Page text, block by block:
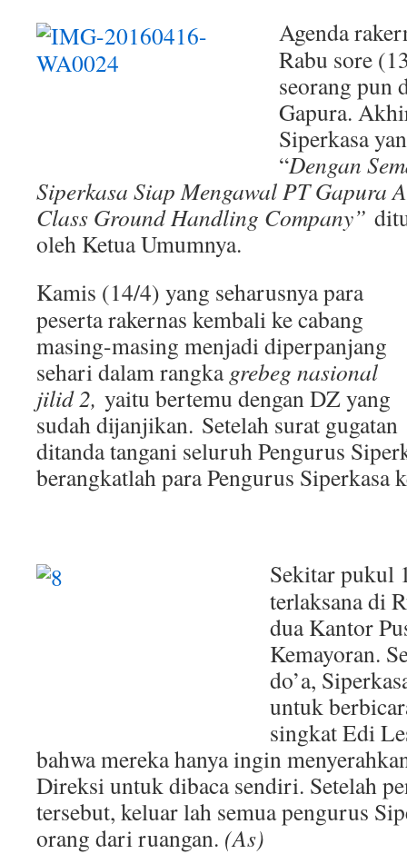
Agenda
Rabu sore
seorang pun
Gapura.
Siperkasa
“Dengan
Siperkasa Siap Mengawal PT Gapura
Class Ground Handling Company”
oleh Ketua Umumnya.
Kamis (14/4) yang seharusnya para
peserta rakernas kembali ke cabang
masing-masing menjadi diperpanjang
sehari dalam rangka grebeg nasional
jilid 2, yaitu bertemu dengan DZ yang
sudah dijanjikan. Setelah surat gugatan
ditanda tangani seluruh Pengurus
berangkatlah para Pengurus Siperkasa
Sekitar pukul
terlaksana di
dua Kantor
Kemayoran.
do’a,
untuk
singkat Edi
bahwa mereka hanya ingin
Direksi untuk dibaca sendiri. Setelah
tersebut, keluar lah semua pengurus
orang dari ruangan. (As)